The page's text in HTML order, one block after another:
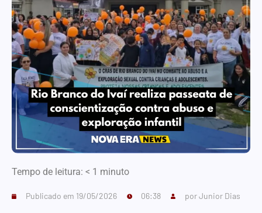
Tempo de leitura: < 1 minuto
Publicado em 19/05/2026 06:38 porJunior Dias